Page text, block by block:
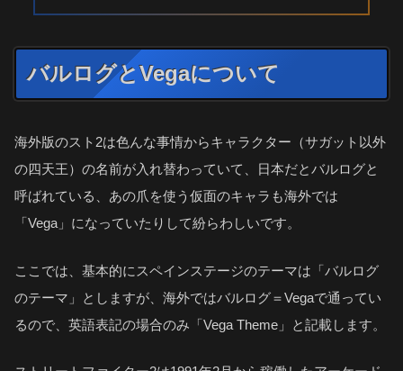
バルログとVegaについて
海外版のスト2は色んな事情からキャラクター（サガット以外
の四天王）の名前が入れ替わっていて、日本だとバルログと
呼ばれている、あの爪を使う仮面のキャラも海外では
「Vega」になっていたりして紛らわしいです。
ここでは、基本的にスペインステージのテーマは「バルログ
のテーマ」としますが、海外ではバルログ＝Vegaで通ってい
るので、英語表記の場合のみ「Vega Theme」と記載します。